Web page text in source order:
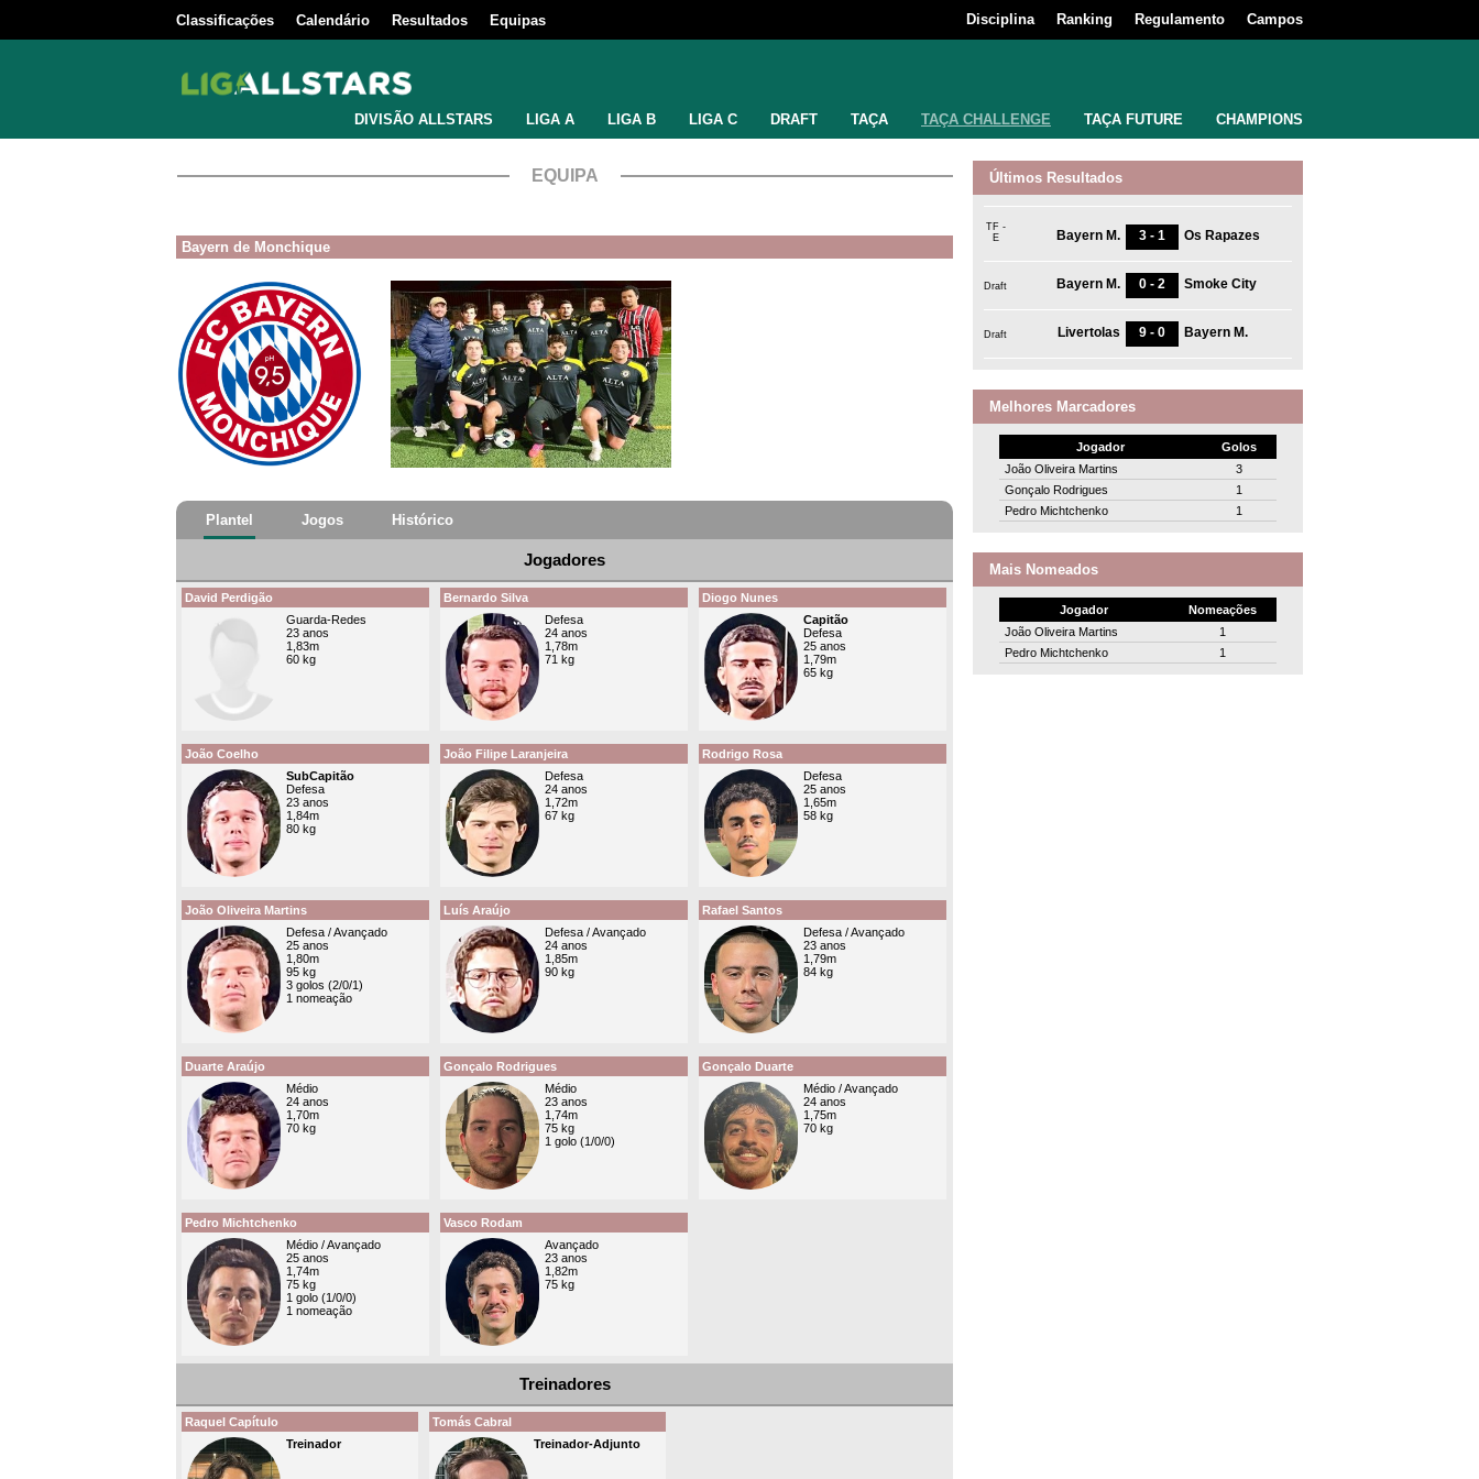
Classificações Calendário Resultados Equipas Disciplina Ranking Regulamento Campos
DIVISÃO ALLSTARS LIGA A LIGA B LIGA C DRAFT TAÇA TAÇA CHALLENGE TAÇA FUTURE CHAMPIONS
EQUIPA
Bayern de Monchique
Plantel Jogos Histórico
Jogadores
David Perdigão
Guarda-Redes
23 anos
1,83m
60 kg
Bernardo Silva
Defesa
24 anos
1,78m
71 kg
Diogo Nunes
Capitão
Defesa
25 anos
1,79m
65 kg
João Coelho
SubCapitão
Defesa
23 anos
1,84m
80 kg
João Filipe Laranjeira
Defesa
24 anos
1,72m
67 kg
Rodrigo Rosa
Defesa
25 anos
1,65m
58 kg
João Oliveira Martins
Defesa / Avançado
25 anos
1,80m
95 kg
3 golos (2/0/1)
1 nomeação
Luís Araújo
Defesa / Avançado
24 anos
1,85m
90 kg
Rafael Santos
Defesa / Avançado
23 anos
1,79m
84 kg
Duarte Araújo
Médio
24 anos
1,70m
70 kg
Gonçalo Rodrigues
Médio
23 anos
1,74m
75 kg
1 golo (1/0/0)
Gonçalo Duarte
Médio / Avançado
24 anos
1,75m
70 kg
Pedro Michtchenko
Médio / Avançado
25 anos
1,74m
75 kg
1 golo (1/0/0)
1 nomeação
Vasco Rodam
Avançado
23 anos
1,82m
75 kg
Treinadores
Raquel Capítulo
Treinador
Tomás Cabral
Treinador-Adjunto
Últimos Resultados
TF -
E
Bayern M. 3 - 1 Os Rapazes
Draft Bayern M. 0 - 2 Smoke City
Draft Livertolas 9 - 0 Bayern M.
Melhores Marcadores
Jogador
Golos
João Oliveira Martins
3
Gonçalo Rodrigues
1
Pedro Michtchenko
1
Mais Nomeados
Jogador
Nomeações
João Oliveira Martins
1
Pedro Michtchenko
1